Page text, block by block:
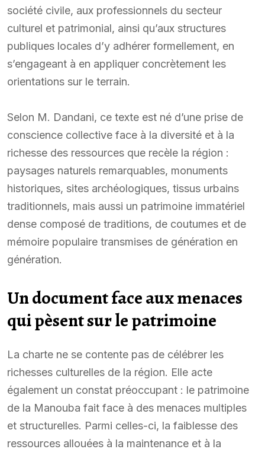
société civile, aux professionnels du secteur
culturel et patrimonial, ainsi qu’aux structures
publiques locales d’y adhérer formellement, en
s’engageant à en appliquer concrètement les
orientations sur le terrain.
Selon M. Dandani, ce texte est né d’une prise de
conscience collective face à la diversité et à la
richesse des ressources que recèle la région :
paysages naturels remarquables, monuments
historiques, sites archéologiques, tissus urbains
traditionnels, mais aussi un patrimoine immatériel
dense composé de traditions, de coutumes et de
mémoire populaire transmises de génération en
génération.
Un document face aux menaces
qui pèsent sur le patrimoine
La charte ne se contente pas de célébrer les
richesses culturelles de la région. Elle acte
également un constat préoccupant : le patrimoine
de la Manouba fait face à des menaces multiples
et structurelles. Parmi celles-ci, la faiblesse des
ressources allouées à la maintenance et à la